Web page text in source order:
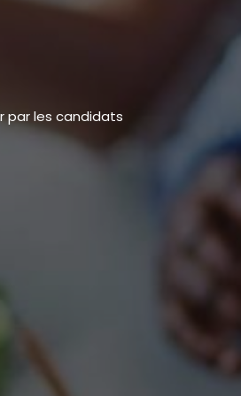
par les candidats